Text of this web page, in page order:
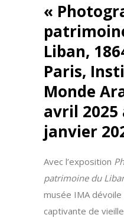
«
Liban,
Paris,
Monde
avril 2025
janvier
Avec l’exposition
patrimoine du
musée IMA
captivante de